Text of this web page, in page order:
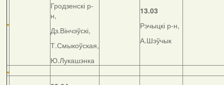
Гродзенскі р-
н,
Дз.Вінчэўскі,
Т.Смыкоўская,
Ю.Лукашэнка
13.03
Рэчыцкі р-н,
А.Шэўчык